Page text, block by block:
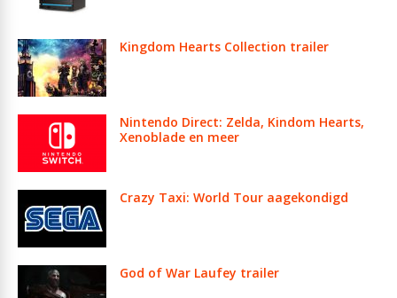
Kingdom Hearts Collection trailer
Nintendo Direct: Zelda, Kindom Hearts,
Xenoblade en meer
Crazy Taxi: World Tour aagekondigd
God of War Laufey trailer